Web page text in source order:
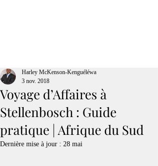
Voyage d’Affaires à
Stellenbosch : Guide
pratique | Afrique du Sud
Harley McKenson-Kenguéléwa
3 nov. 2018
Dernière mise à jour : 28 mai